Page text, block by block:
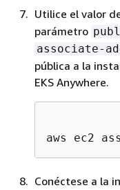
Utilice el valor
parámetro
associate-
pública a la
EKS Anywhere.
aws ec2
Conéctese a la